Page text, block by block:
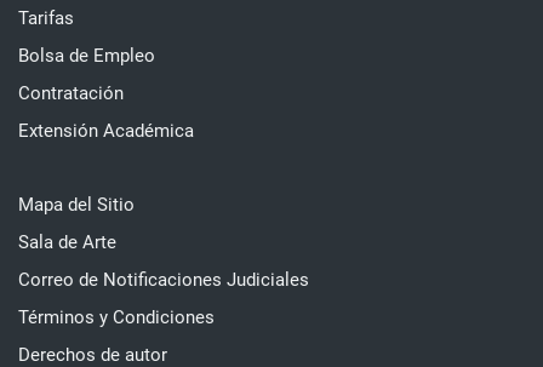
Tarifas
Bolsa de Empleo
Contratación
Extensión Académica
Mapa del Sitio
Sala de Arte
Correo de Notificaciones Judiciales
Términos y Condiciones
Derechos de autor